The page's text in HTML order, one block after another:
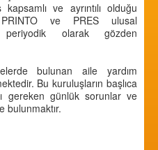
ve ayrıntılı olduğu
ve PRES ulusal
periyodik olarak gözden
bulunan aile yardım
Bu kuruluşların başlıca
gereken günlük sorunlar ve
bulunmaktır.